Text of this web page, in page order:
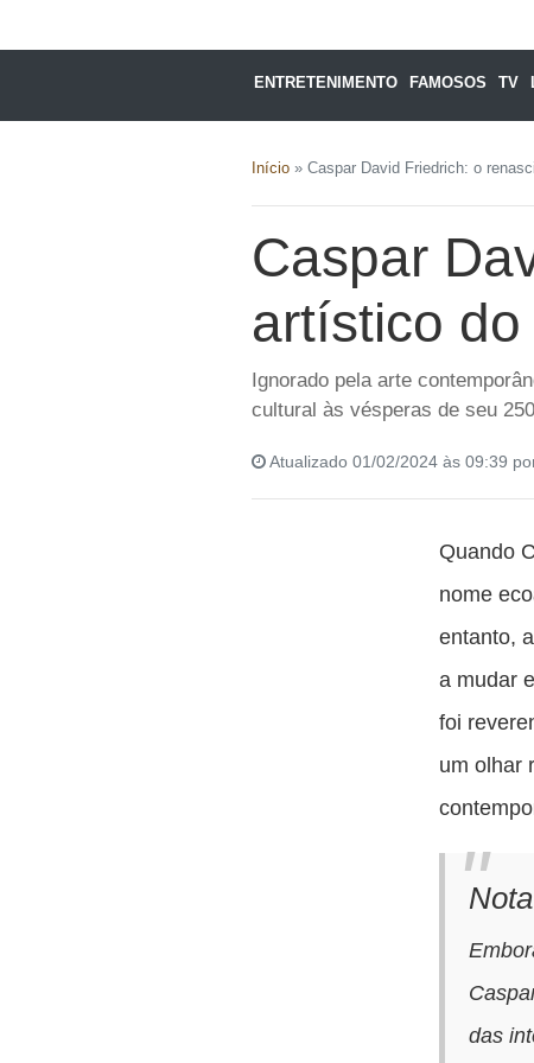
ENTRETENIMENTO FAMOSOS TV
Início » Caspar David Friedrich: o
Caspar
artístico
Ignorado pela arte
cultural às vésperas de seu
Atualizado 01/02/2024 às 09:39
Quando
nome
entanto,
a mudar
foi
um olhar
Nota
das